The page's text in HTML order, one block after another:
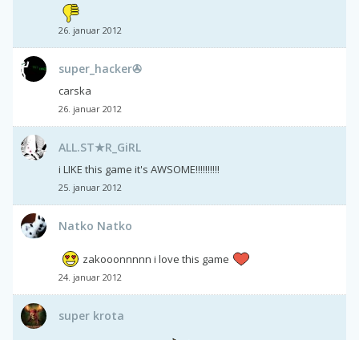
26. januar 2012
super_hacker✇
carska
26. januar 2012
ALL.ST★R_GiRL
i LIKE this game it's AWSOME!!!!!!!!!!
25. januar 2012
Natko Natko
zakooonnnnn i love this game
24. januar 2012
super krota